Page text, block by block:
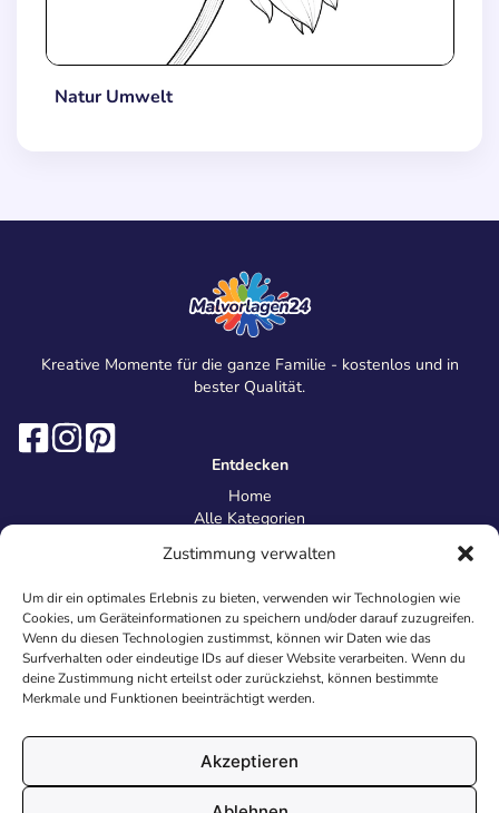
Zustimmung verwalten
Um dir ein optimales Erlebnis zu bieten, verwenden wir Technologien wie
Cookies, um Geräteinformationen zu speichern und/oder darauf zuzugreifen.
Wenn du diesen Technologien zustimmst, können wir Daten wie das
Surfverhalten oder eindeutige IDs auf dieser Website verarbeiten. Wenn du
deine Zustimmung nicht erteilst oder zurückziehst, können bestimmte
Merkmale und Funktionen beeinträchtigt werden.
Akzeptieren
Natur Umwelt
Kreative Momente für die ganze Familie - kostenlos und in
bester Qualität.
Entdecken
Home
Alle Kategorien
Information
Über uns
Kontakt
Inhaltsrichtlinien
Recht & Datenschutz
Impressum
AGB
Cookies